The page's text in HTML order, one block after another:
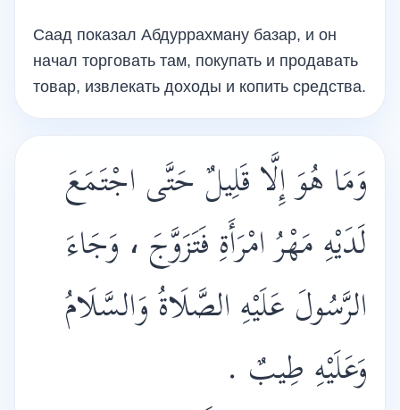
Саад показал Абдуррахману базар, и он
начал торговать там, покупать и продавать
товар, извлекать доходы и копить средства.
وَمَا هُوَ إِلَّا قَلِيلٌ حَتَّى اجْتَمَعَ
لَدَيْهِ مَهْرُ امْرَأَةِ فَتَزَوَّجَ ، وَجَاءَ
الرَّسُولَ عَلَيْهِ الصَّلَاةُ وَالسَّلَامُ
وَعَلَيْهِ طِيبٌ .